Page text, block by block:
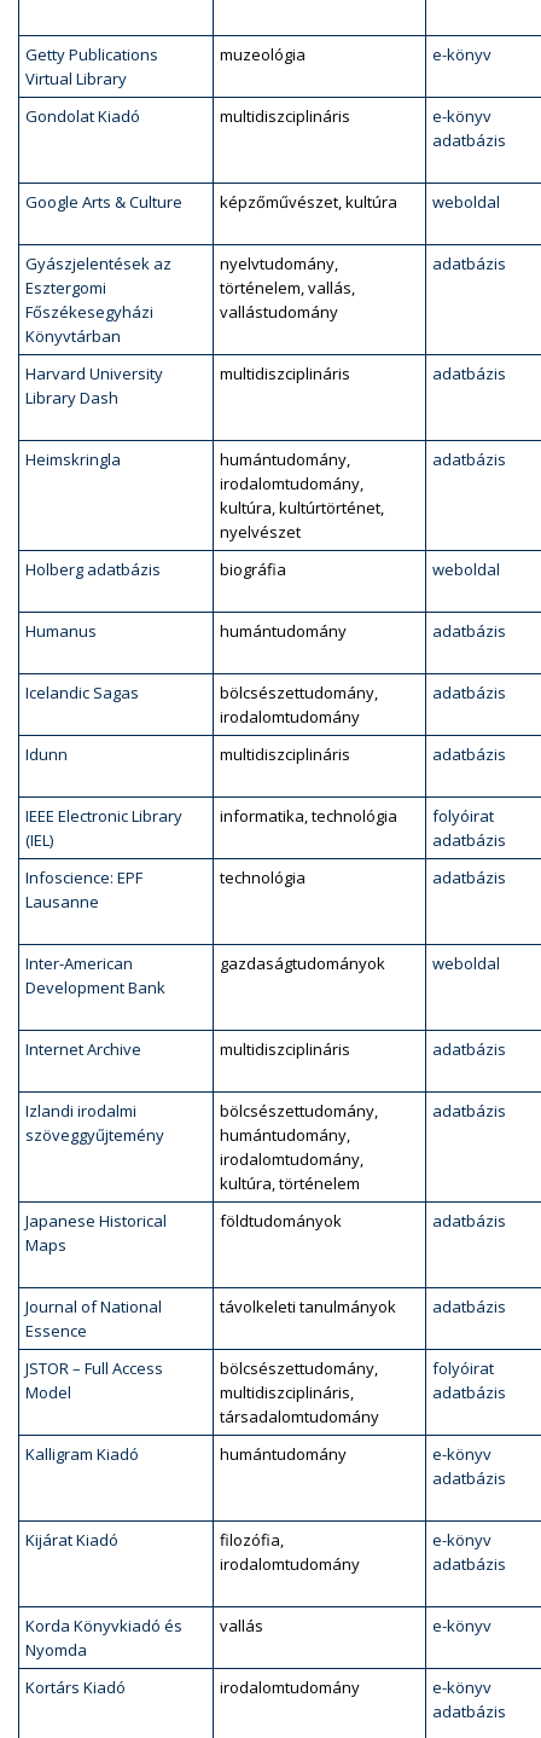
Getty Publications
Virtual Library
muzeológia e-könyv
Gondolat Kiadó multidiszciplináris
e-könyv
adatbázis
Google Arts & Culture képzőművészet, kultúra weboldal
Gyászjelentések az
Esztergomi
Főszékesegyházi
Könyvtárban
nyelvtudomány,
történelem, vallás,
vallástudomány
adatbázis
Harvard University
Library Dash
multidiszciplináris adatbázis
Heimskringla
humántudomány,
irodalomtudomány,
kultúra, kultúrtörténet,
nyelvészet
adatbázis
Holberg adatbázis biográfia weboldal
Humanus humántudomány adatbázis
Icelandic Sagas
bölcsészettudomány,
irodalomtudomány
adatbázis
Idunn multidiszciplináris adatbázis
IEEE Electronic Library
(IEL)
informatika, technológia
folyóirat
adatbázis
Infoscience: EPF
Lausanne
technológia adatbázis
Inter-American
Development Bank
gazdaságtudományok weboldal
Internet Archive multidiszciplináris adatbázis
Izlandi irodalmi
szöveggyűjtemény
bölcsészettudomány,
humántudomány,
irodalomtudomány,
kultúra, történelem
adatbázis
Japanese Historical
Maps
földtudományok adatbázis
Journal of National
Essence
távolkeleti tanulmányok adatbázis
JSTOR – Full Access
Model
bölcsészettudomány,
multidiszciplináris,
társadalomtudomány
folyóirat
adatbázis
Kalligram Kiadó humántudomány
e-könyv
adatbázis
Kijárat Kiadó
filozófia,
irodalomtudomány
e-könyv
adatbázis
Korda Könyvkiadó és
Nyomda
vallás e-könyv
Kortárs Kiadó irodalomtudomány
e-könyv
adatbázis